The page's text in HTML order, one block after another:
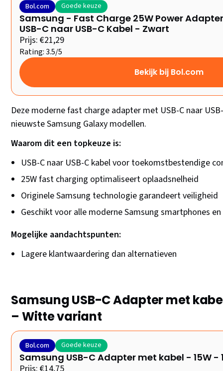
Bol.com Goede keuze
Samsung - Fast Charge 25W Power
USB-C naar USB-C Kabel - Zwart
Prijs: €21,29
Rating: 3.5/5
Bekijk bij Bol.com
Deze moderne fast charge adapter met USB-C naar
nieuwste Samsung Galaxy modellen.
Waarom dit een topkeuze is:
USB-C naar USB-C kabel voor toekomstbestendige
25W fast charging optimaliseert oplaadsnelheid
Originele Samsung technologie garandeert veiligheid
Geschikt voor alle moderne Samsung smartphones
Mogelijke aandachtspunten:
Lagere klantwaardering dan alternatieven
Samsung USB-C Adapter met
– Witte variant
Bol.com Goede keuze
Samsung USB-C Adapter met kabel - 15W -